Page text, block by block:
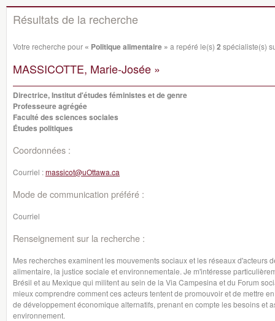
Résultats de la recherche
Votre recherche pour « Politique alimentaire » a repéré le(s) 2 spécialiste(s)
MASSICOTTE, Marie-Josée »
Directrice, Institut d'études féministes et de genre
Professeure agrégée
Faculté des sciences sociales
Études politiques
Coordonnées :
Courriel :massicot@uOttawa.ca
Mode de communication préféré :
Courriel
Renseignement sur la recherche :
Mes recherches examinent les mouvements sociaux et les réseaux d'acteurs
alimentaire, la justice sociale et environnementale. Je m'intéresse
Brésil et au Mexique qui militent au sein de la Via Campesina et du Forum
mieux comprendre comment ces acteurs tentent de promouvoir et de mettre
de développement économique alternatifs, prenant en compte les besoins et
environnement.